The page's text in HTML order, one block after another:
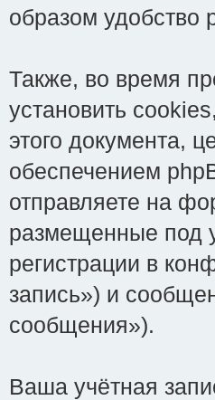
образом
Также, во время
установить
этого документа,
обеспечением
отправляете на
размещенные под
регистрации в
запись») и
сообщения»).
Ваша учётная